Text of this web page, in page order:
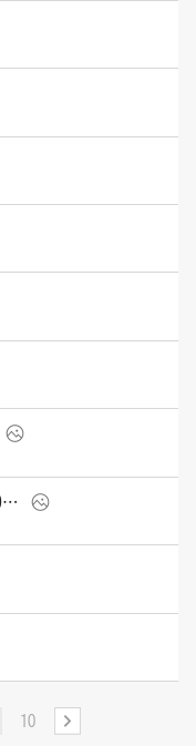
다치아 Duster Hybrid-G 150 4x4 (2026)
10